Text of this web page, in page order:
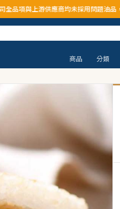
採用問題油品，請安心購買食用
商品 分類